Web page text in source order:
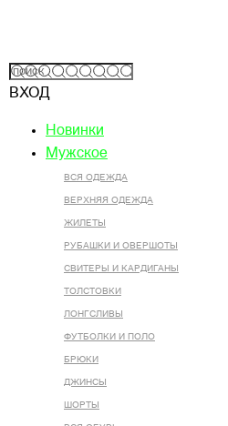
ВХОД
Новинки
Мужское
ВСЯ ОДЕЖДА
ВЕРХНЯЯ ОДЕЖДА
ЖИЛЕТЫ
РУБАШКИ И ОВЕРШОТЫ
СВИТЕРЫ И КАРДИГАНЫ
ТОЛСТОВКИ
ЛОНГСЛИВЫ
ФУТБОЛКИ И ПОЛО
БРЮКИ
ДЖИНСЫ
ШОРТЫ